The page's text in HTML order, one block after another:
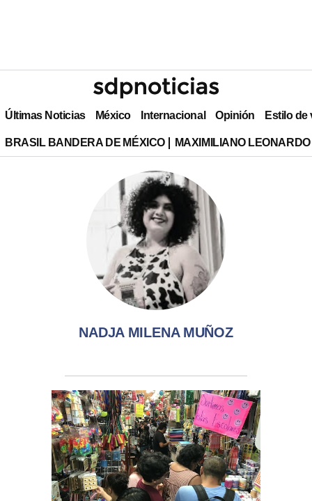
Últimas Noticias México Internacional Opinión Estilo de
BRASIL BANDERA DE MÉXICO MAXIMILIANO
NADJA MILENA MUÑOZ